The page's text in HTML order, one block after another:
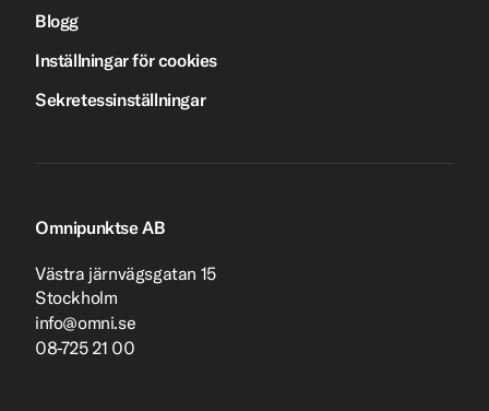
Blogg
Inställningar för cookies
Sekretessinställningar
Omnipunktse AB
Västra järnvägsgatan 15
Stockholm
info@omni.se
08-725 21 00